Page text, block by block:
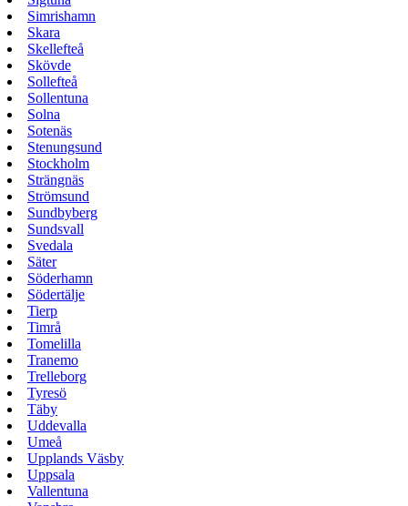
Simrishamn
Skara
Skellefteå
Skövde
Sollefteå
Sollentuna
Solna
Sotenäs
Stenungsund
Stockholm
Strängnäs
Strömsund
Sundbyberg
Sundsvall
Svedala
Säter
Söderhamn
Södertälje
Tierp
Timrå
Tomelilla
Tranemo
Trelleborg
Tyresö
Täby
Uddevalla
Umeå
Upplands Väsby
Uppsala
Vallentuna